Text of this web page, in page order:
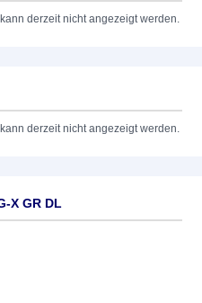
derzeit nicht angezeigt werden.
derzeit nicht angezeigt werden.
X GR DL